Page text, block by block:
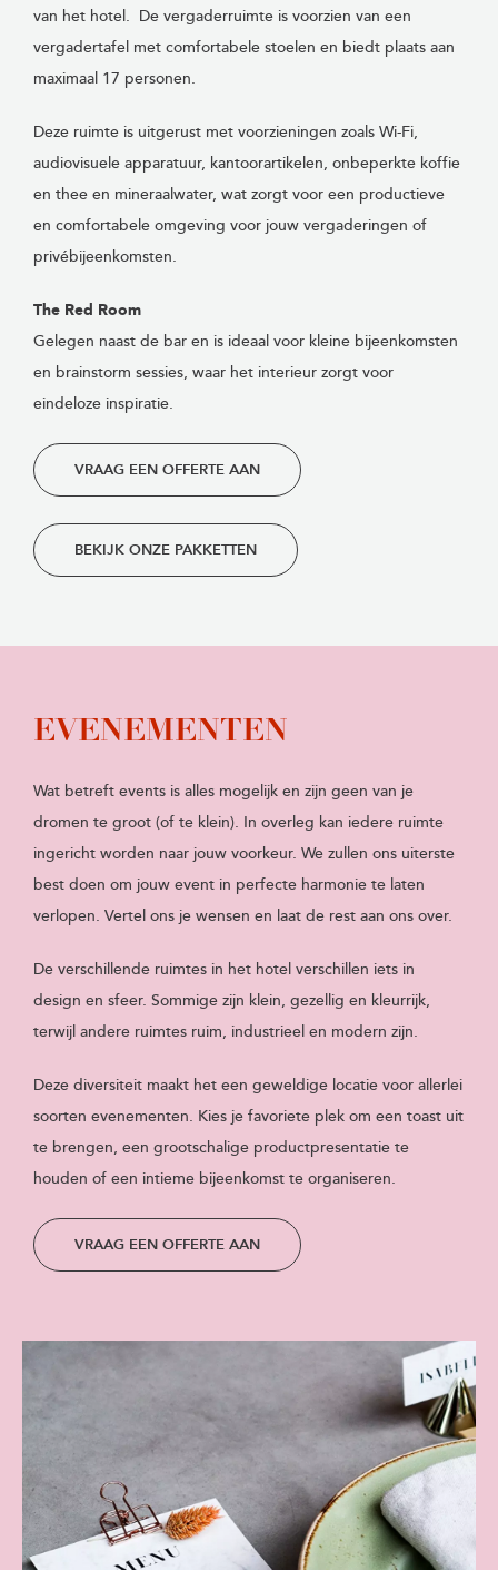
van het hotel. De vergaderruimte is voorzien van een
vergadertafel met comfortabele stoelen en biedt plaats aan
maximaal 17 personen.
Deze ruimte is uitgerust met voorzieningen zoals Wi-Fi,
audiovisuele apparatuur, kantoorartikelen, onbeperkte koffie
en thee en mineraalwater, wat zorgt voor een productieve
en comfortabele omgeving voor jouw vergaderingen of
privébijeenkomsten.
The Red Room
Gelegen naast de bar en is ideaal voor kleine bijeenkomsten
en brainstorm sessies, waar het interieur zorgt voor
eindeloze inspiratie.
VRAAG EEN OFFERTE AAN
BEKIJK ONZE PAKKETTEN
EVENEMENTEN
Wat betreft events is alles mogelijk en zijn geen van je
dromen te groot (of te klein). In overleg kan iedere ruimte
ingericht worden naar jouw voorkeur. We zullen ons uiterste
best doen om jouw event in perfecte harmonie te laten
verlopen. Vertel ons je wensen en laat de rest aan ons over.
De verschillende ruimtes in het hotel verschillen iets in
design en sfeer. Sommige zijn klein, gezellig en kleurrijk,
terwijl andere ruimtes ruim, industrieel en modern zijn.
Deze diversiteit maakt het een geweldige locatie voor allerlei
soorten evenementen. Kies je favoriete plek om een toast uit
te brengen, een grootschalige productpresentatie te
houden of een intieme bijeenkomst te organiseren.
VRAAG EEN OFFERTE AAN